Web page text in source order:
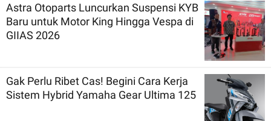
Astra Otoparts Luncurkan Suspensi KYB
Baru untuk Motor King Hingga Vespa di
GIIAS 2026
Gak Perlu Ribet Cas! Begini Cara Kerja
Sistem Hybrid Yamaha Gear Ultima 125